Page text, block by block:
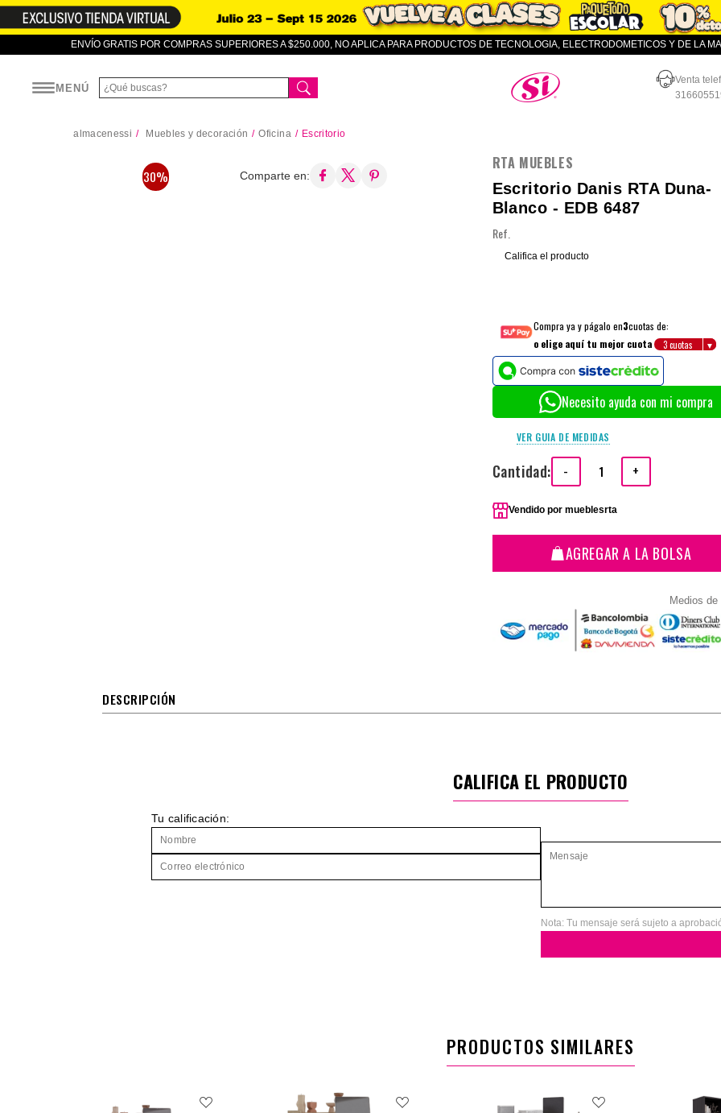
ENVÍO GRATIS POR COMPRAS SUPERIORES A $250.000, NO APLICA PARA PRODUCTOS DE TECNOLOGIA, ELECTRODOMETICOS Y DE LA
MENÚ
Almacenes SI
Venta
almacenessi Muebles y decoración Oficina Escritorio
30% Comparte en:
RTA MUEBLES
Escritorio Danis RTA Duna-
Blanco - EDB 6487
Ref.
Califica el producto
Compra ya y págalo en3cuotas de:
o elige aquí tu mejor cuota
Necesito ayuda con mi compra
VER GUIA DE MEDIDAS
Cantidad: - +
Vendido por mueblesrta
AGREGAR A LA BOLSA
Medios de
DESCRIPCIÓN
CALIFICA EL PRODUCTO
Tu calificación:
Nota: Tu mensaje será sujeto a
PRODUCTOS SIMILARES